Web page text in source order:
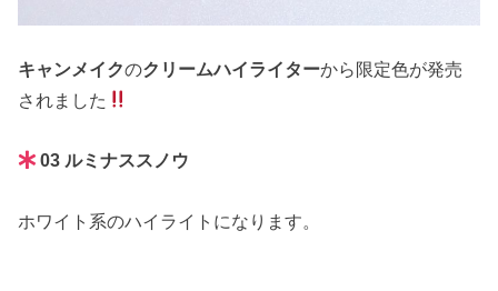
キャンメイクのクリームハイライターから限定色が発売
されました
03 ルミナススノウ
ホワイト系のハイライトになります。